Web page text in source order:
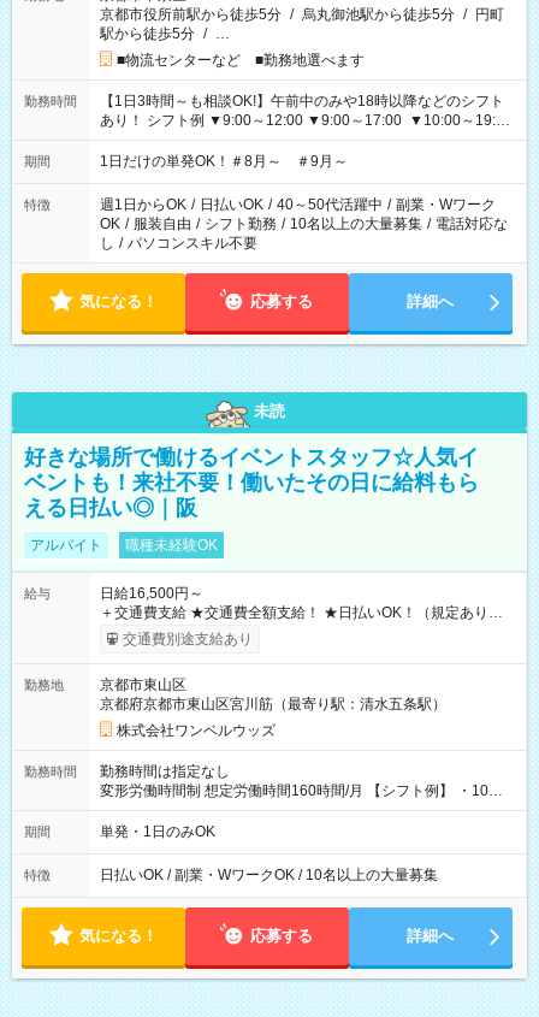
京都市役所前駅から徒歩5分 / 烏丸御池駅から徒歩5分 / 円町
駅から徒歩5分 / …
■物流センターなど ■勤務地選べます
勤務時間
【1日3時間～も相談OK!】午前中のみや18時以降などのシフト
あり！ シフト例 ▼9:00～12:00 ▼9:00～17:00 ▼10:00～19:00
▼18:00～21:00
期間 1日だけの単発OK！＃8月～ ＃9月～
特徴 週1日からOK / 日払いOK / 40～50代活躍中 / 副業・Wワーク
OK / 服装自由 / シフト勤務 / 10名以上の大量募集 / 電話対応な
し / パソコンスキル不要
気になる！ 応募する 詳細へ
未読
好きな場所で働けるイベントスタッフ☆人気イ
ベントも！来社不要！働いたその日に給料もら
える日払い◎｜阪
アルバイト 職種未経験OK
給与
日給16,500円～
＋交通費支給 ★交通費全額支給！ ★日払いOK！（規定あり） ┗
働いたその日に現金GET♪ お仕事後はコンビニATMから 日払
交通費別途支給あり
勤務地
京都市東山区
京都府京都市東山区宮川筋（最寄り駅：清水五条駅）
株式会社ワンベルウッズ
勤務時間
勤務時間は指定なし
変形労働時間制 想定労働時間160時間/月 【シフト例】 ・10：
00～20：00
期間 単発・1日のみOK
特徴 日払いOK / 副業・WワークOK / 10名以上の大量募集
気になる！ 応募する 詳細へ